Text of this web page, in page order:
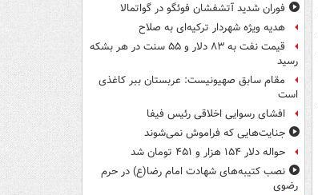
فوران شدید آتشفشان فوئگو در گواتمالا
هدیه ویژه شهردار ترکیه‌ای به صلاح
قیمت نفت به ۸۳ دلار و ۵۵ سنت در هر بشکه
رسید
مقام سابق صهیونیست: عربستان ببر کاغذی
است
افشای رسوایی اخلاقی رئیس فیفا
جنایت‌هایی که فراموش نمی‌شوند
حواله دلار ۱۵۴ هزار و ۴۵۱ تومان شد
نصب کتیبه‌های شهادت امام رضا(ع) در حرم
رضوی